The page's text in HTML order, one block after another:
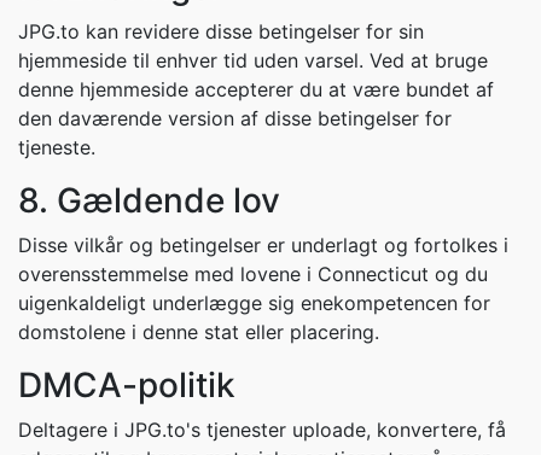
JPG.to kan revidere disse betingelser for sin
hjemmeside til enhver tid uden varsel. Ved at bruge
denne hjemmeside accepterer du at være bundet af
den daværende version af disse betingelser for
tjeneste.
8. Gældende lov
Disse vilkår og betingelser er underlagt og fortolkes i
overensstemmelse med lovene i Connecticut og du
uigenkaldeligt underlægge sig enekompetencen for
domstolene i denne stat eller placering.
DMCA-politik
Deltagere i JPG.to's tjenester uploade, konvertere, få